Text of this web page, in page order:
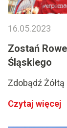
16.05.2023
Zostań
Śląskiego
Zdobądź
Czytaj więcej